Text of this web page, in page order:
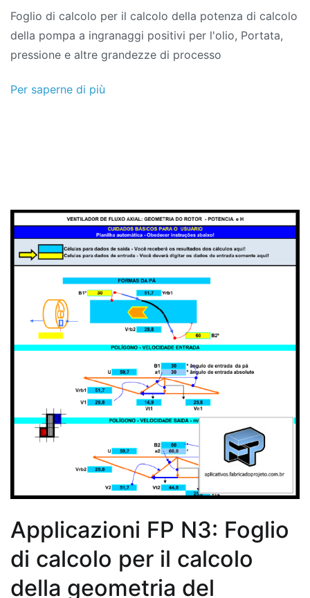
Foglio di calcolo per il calcolo della potenza di calcolo
della pompa a ingranaggi positivi per l'olio, Portata,
pressione e altre grandezze di processo
Per saperne di più
Applicazioni FP N3: Foglio
di calcolo per il calcolo
della geometria del